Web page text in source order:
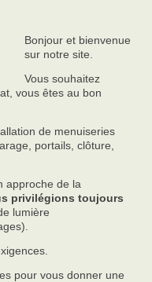
Bonjour et bienvenue
sur notre site.
Vous souhaitez
vous êtes au bon
de menuiseries
portails, clôture,
approche de la
privilégions toujours
lumière
pour vous donner une